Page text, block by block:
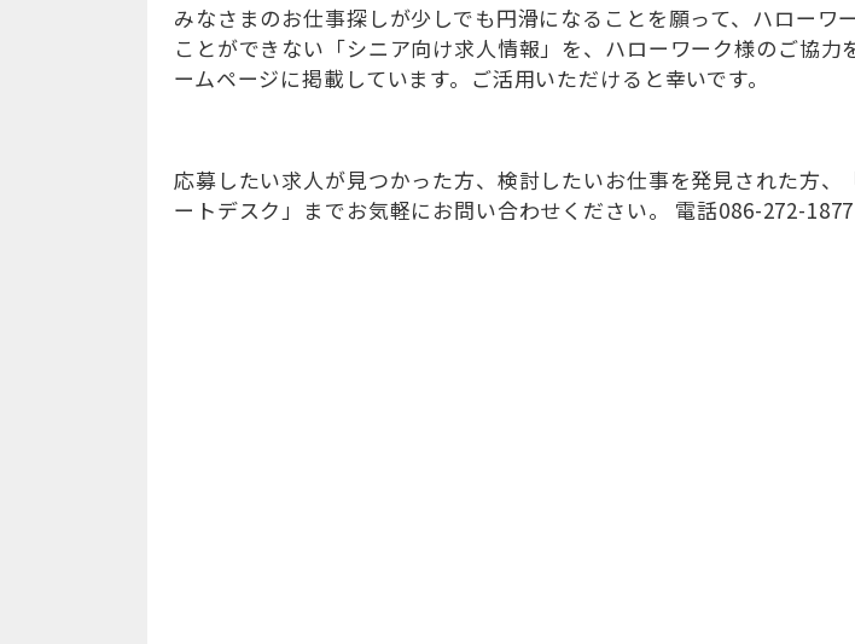
みなさまのお仕事探しが少しでも円滑になることを願って、ハローワ
ことができない「シニア向け求人情報」を、ハローワーク様のご協力
ームページに掲載しています。ご活用いただけると幸いです。
応募したい求人が見つかった方、検討したいお仕事を発見された方、
ートデスク」までお気軽にお問い合わせください。 電話086-272-1877